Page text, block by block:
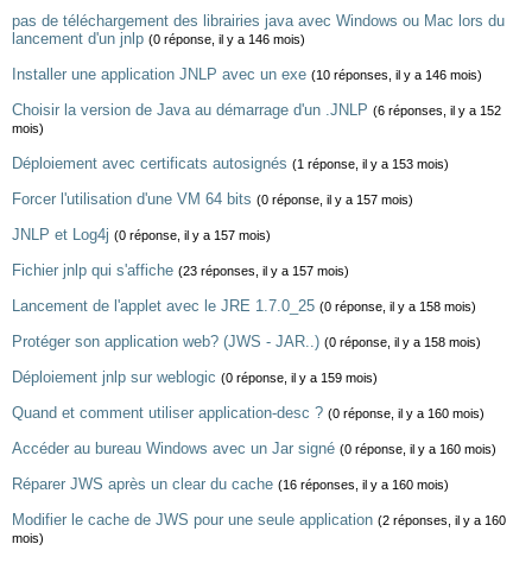
pas de téléchargement des librairies java avec Windows ou Mac lors du
lancement d'un jnlp (0 réponse, il y a 146 mois)
Installer une application JNLP avec un exe (10 réponses, il y a 146 mois)
Choisir la version de Java au démarrage d'un .JNLP (6 réponses, il y a 152
mois)
Déploiement avec certificats autosignés (1 réponse, il y a 153 mois)
Forcer l'utilisation d'une VM 64 bits (0 réponse, il y a 157 mois)
JNLP et Log4j (0 réponse, il y a 157 mois)
Fichier jnlp qui s'affiche (23 réponses, il y a 157 mois)
Lancement de l'applet avec le JRE 1.7.0_25 (0 réponse, il y a 158 mois)
Protéger son application web? (JWS - JAR..) (0 réponse, il y a 158 mois)
Déploiement jnlp sur weblogic (0 réponse, il y a 159 mois)
Quand et comment utiliser application-desc ? (0 réponse, il y a 160 mois)
Accéder au bureau Windows avec un Jar signé (0 réponse, il y a 160 mois)
Réparer JWS après un clear du cache (16 réponses, il y a 160 mois)
Modifier le cache de JWS pour une seule application (2 réponses, il y a 160
mois)